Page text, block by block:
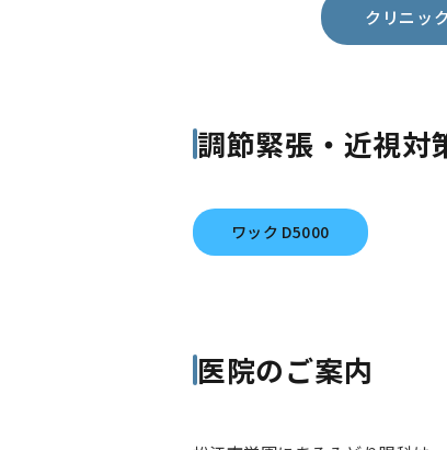
クリニッ
調節緊張・近視対
ワック D5000
医院のご案内